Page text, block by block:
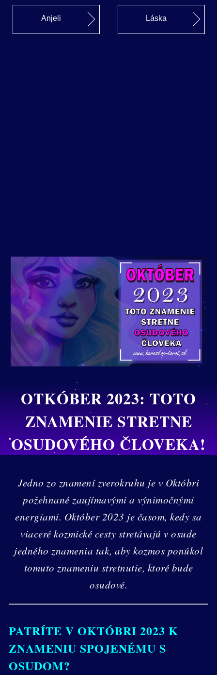
Anjeli Láska
OTKÓBER 2023: TOTO
ZNAMENIE STRETNE
OSUDOVÉHO ČLOVEKA!
Jedno zo znamení zverokruhu je v Októbri
požehnané zaujímavými a výnimočnými
energiami. Október 2023 je časom, kedy sa
viaceré kozmické cesty stretávajú v osude
jedného znamenia tak, aby kozmos ponúkol
tomuto znameniu stretnutie, ktoré bude
osudové.
PATRÍTE V OKTÓBRI 2023 K
ZNAMENIU SPOJENÉMU S
OSUDOM?